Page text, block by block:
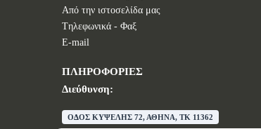
Από την ιστοσελίδα μας
Tηλεφωνικά - Φαξ
E-mail
ΠΛΗΡΟΦΟΡΙΕΣ
Διεύθυνση:
ΟΔΟΣ ΚΥΨΕΛΗΣ 72, ΑΘΗΝΑ, TK 11362